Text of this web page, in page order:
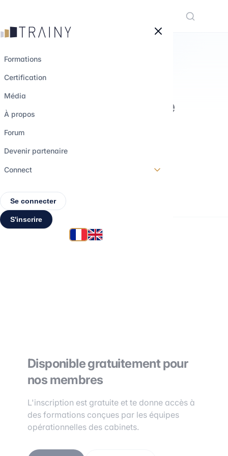
Formations
Certification
Média
À propos
Forum
Devenir partenaire
Connect
Se connecter
S'inscrire
PRÉPARATION M&A
Fondamentaux de
Niveau 2
Disponible gratuitement pour
nos membres
L'inscription est gratuite et te donne accès à
des formations conçues par les équipes
opérationnelles des cabinets.